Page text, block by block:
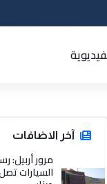
آخر الاضافات
مرور أربيل:
السيارات